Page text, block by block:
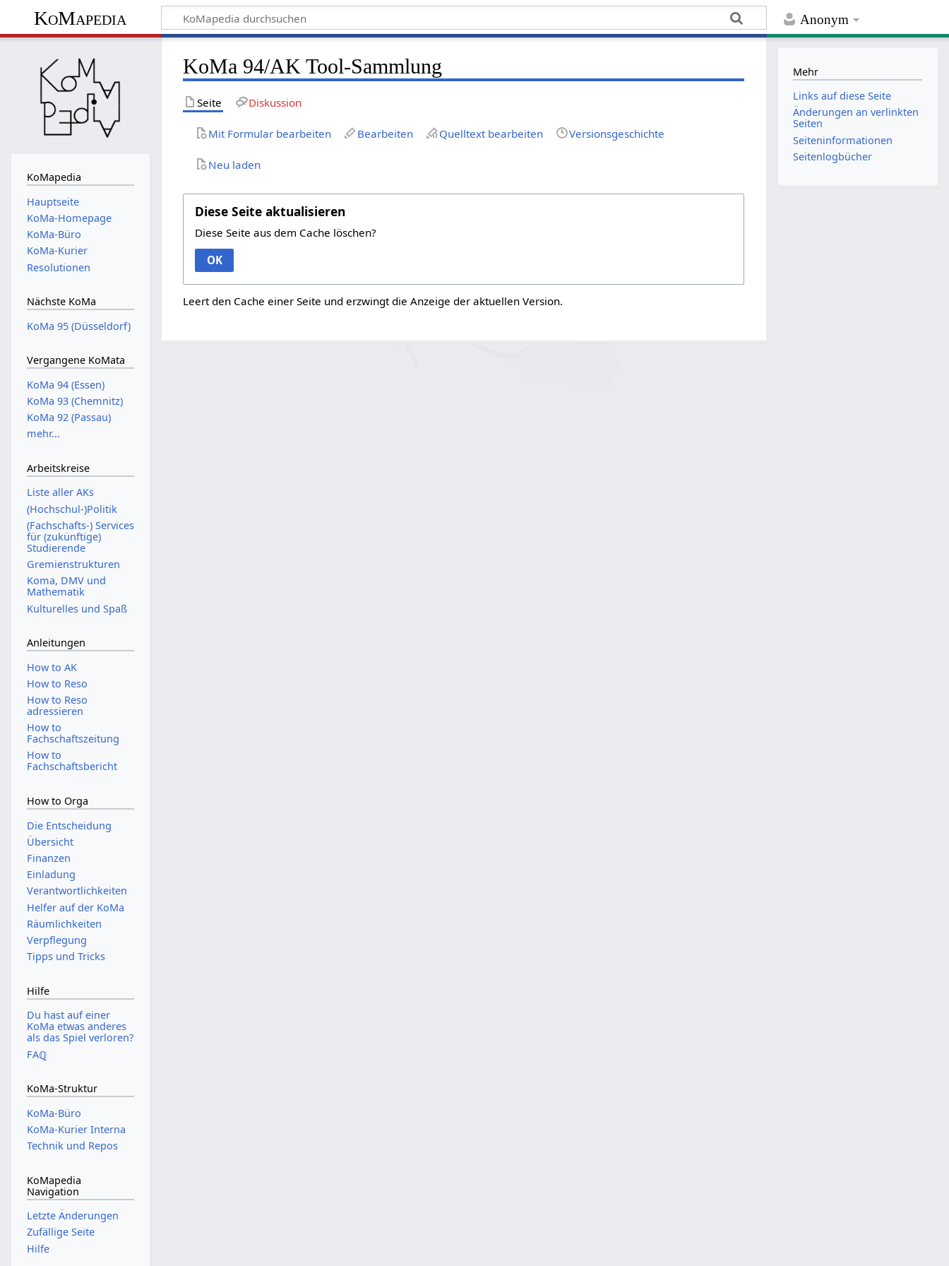
Anonym
KoMapedia
KoMa 94/AK Tool-Sammlung
Seite Diskussion
Mit Formular bearbeiten Bearbeiten Quelltext bearbeiten Versionsgeschichte
Neu laden
Diese Seite aktualisieren
Diese Seite aus dem Cache löschen?
OK
Leert den Cache einer Seite und erzwingt die Anzeige der aktuellen Version.
KoMapedia
Hauptseite
KoMa-Homepage
KoMa-Büro
KoMa-Kurier
Resolutionen
Nächste KoMa
KoMa 95 (Düsseldorf)
Vergangene KoMata
KoMa 94 (Essen)
KoMa 93 (Chemnitz)
KoMa 92 (Passau)
mehr...
Arbeitskreise
Liste aller AKs
(Hochschul-)Politik
(Fachschafts-) Services
für (zukünftige)
Studierende
Gremienstrukturen
Koma, DMV und
Mathematik
Kulturelles und Spaß
Anleitungen
How to AK
How to Reso
How to Reso
adressieren
How to
Fachschaftszeitung
How to
Fachschaftsbericht
How to Orga
Die Entscheidung
Übersicht
Finanzen
Einladung
Verantwortlichkeiten
Helfer auf der KoMa
Räumlichkeiten
Verpflegung
Tipps und Tricks
Hilfe
Du hast auf einer
KoMa etwas anderes
als das Spiel verloren?
FAℚ
KoMa-Struktur
KoMa-Büro
KoMa-Kurier Interna
Technik und Repos
KoMapedia
Navigation
Letzte Änderungen
Zufällige Seite
Hilfe
Mehr
Links auf diese Seite
Änderungen an verlinkten
Seiten
Seiten­­informationen
Seitenlogbücher